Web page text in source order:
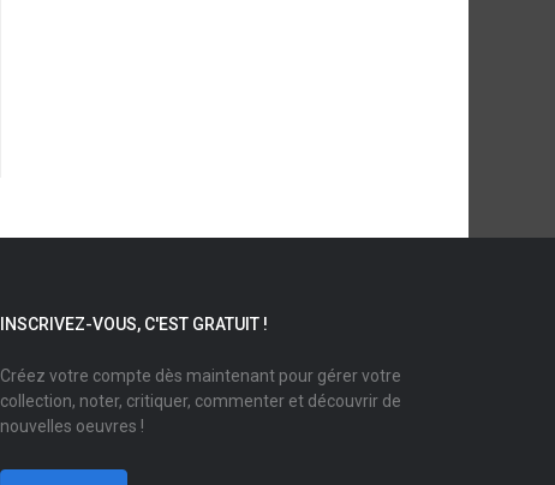
INSCRIVEZ-VOUS, C'EST GRATUIT !
Créez votre compte dès maintenant pour gérer votre
collection, noter, critiquer, commenter et découvrir de
nouvelles oeuvres !